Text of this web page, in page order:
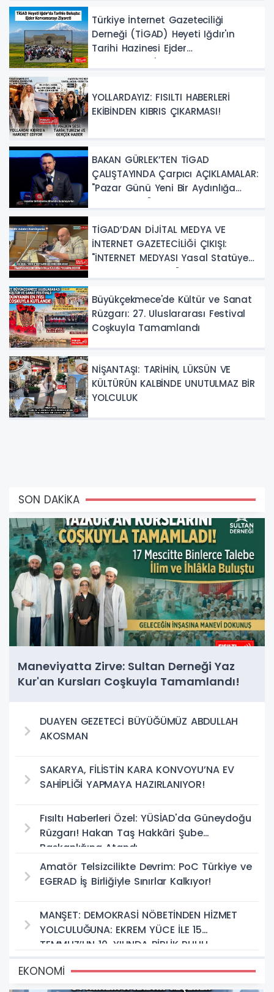
Türkiye İnternet Gazeteciliği
Derneği (TİGAD) Heyeti Iğdır'ın
Tarihi Hazinesi Ejder
Kervansarayı'nı Keşfetti!
YOLLARDAYIZ: FISILTI HABERLERİ
EKİBİNDEN KIBRIS ÇIKARMASI!
BAKAN GÜRLEK’TEN TİGAD
ÇALIŞTAYINDA Çarpıcı AÇIKLAMALAR:
"Pazar Günü Yeni Bir Aydınlığa
Uyanacağız"
TİGAD’DAN DİJİTAL MEDYA VE
İNTERNET GAZETECİLİĞİ ÇIKIŞI:
"İNTERNET MEDYASI Yasal Statüye
Kavuşturulmalıdır"
Büyükçekmece'de Kültür ve Sanat
Rüzgarı: 27. Uluslararası Festival
Coşkuyla Tamamlandı
NİŞANTAŞI: TARİHİN, LÜKSÜN VE
KÜLTÜRÜN KALBİNDE UNUTULMAZ BİR
YOLCULUK
SON DAKİKA
Maneviyatta Zirve: Sultan Derneği Yaz
Kur'an Kursları Coşkuyla Tamamlandı!
DUAYEN GEZETECİ BÜYÜĞÜMÜZ ABDULLAH
AKOSMAN
SAKARYA, FİLİSTİN KARA KONVOYU’NA EV
SAHİPLİĞİ YAPMAYA HAZIRLANIYOR!
Fısıltı Haberleri Özel: YÜSİAD'da Güneydoğu
Rüzgarı! Hakan Taş Hakkâri Şube
Başkanlığına Atandı
Amatör Telsizcilikte Devrim: PoC Türkiye ve
EGERAD İş Birliğiyle Sınırlar Kalkıyor!
MANŞET: DEMOKRASİ NÖBETİNDEN HİZMET
YOLCULUĞUNA: EKREM YÜCE İLE 15
TEMMUZ’UN 10. YILINDA BİRLİK RUHU
EKONOMİ